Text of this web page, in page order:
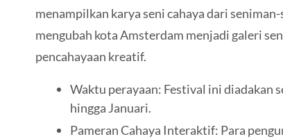
menampilkan karya seni cahaya dari
mengubah kota Amsterdam menjadi galeri
pencahayaan kreatif.
Waktu perayaan: Festival ini diadakan
hingga Januari.
Pameran Cahaya Interaktif: Para